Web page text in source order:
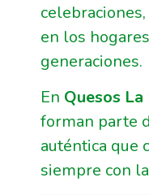
en los
generaciones.
En Quesos La
forman parte
auténtica que
siempre con